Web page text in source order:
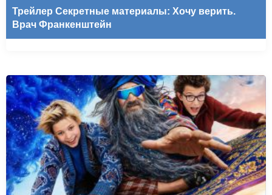
Трейлер Секретные материалы: Хочу верить.
Врач Франкенштейн